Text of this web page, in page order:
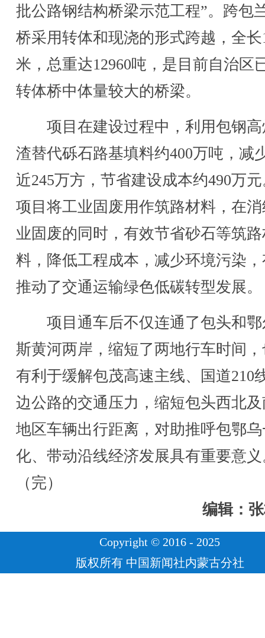
批公路钢结构桥梁示范工程”。跨包
桥采用转体和现浇的形式跨越，全长
米，总重达12960吨，是目前自治区
转体桥中体量较大的桥梁。
项目在建设过程中，利用包钢高
渣替代砾石路基填料约400万吨，减
近245万方，节省建设成本约490万
项目将工业固废用作筑路材料，在
业固废的同时，有效节省砂石等筑
料，降低工程成本，减少环境污染
推动了交通运输绿色低碳转型发展。
项目通车后不仅连通了包头和鄂
斯黄河两岸，缩短了两地行车时间
有利于缓解包茂高速主线、国道210
边公路的交通压力，缩短包头西北
地区车辆出行距离，对助推呼包鄂
化、带动沿线经济发展具有重要意
（完）
编辑：
Copyright © 2016 - 2025
版权所有 中国新闻社内蒙古分社